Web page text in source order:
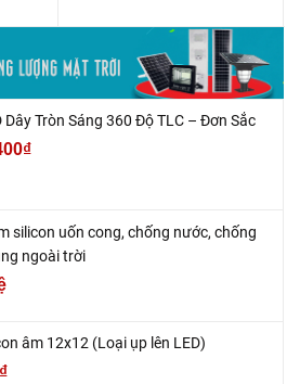
Dây Tròn Sáng 360 Độ TLC – Đơn Sắc
silicon uốn cong, chống nước, chống
ngoài trời
âm 12x12 (Loại ụp lên LED)